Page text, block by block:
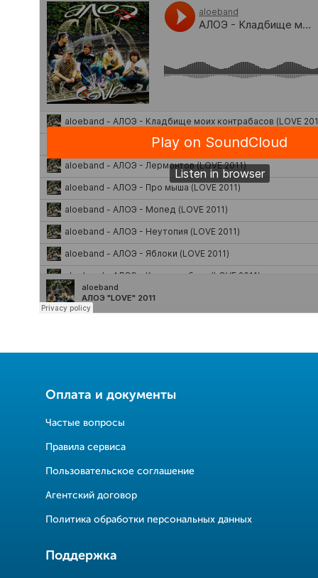
Оплата и документы
Частые вопросы
Правила сервиса
Пользовательское соглашение
Агентский договор
Политика обработки персональных данных
Поддержка